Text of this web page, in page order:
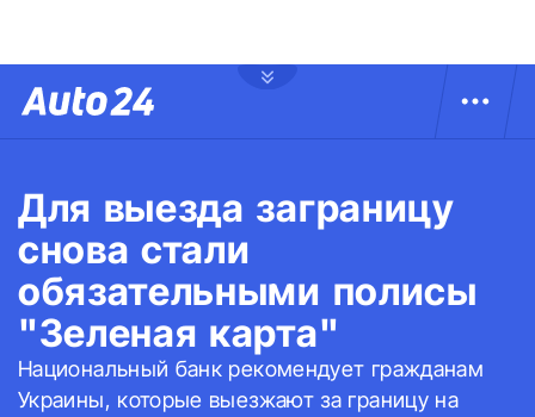
Для выезда заграницу
снова стали
обязательными полисы
"Зеленая карта"
Национальный банк рекомендует гражданам
Украины, которые выезжают за границу на